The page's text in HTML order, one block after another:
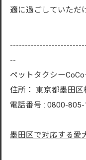
適に過ごしていただ
--
ペットタクシー
住所： 東京都墨田
電話番号 : 0800-805-
墨田区で対応する愛